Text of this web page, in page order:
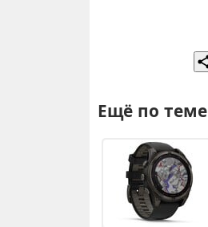
Ещё по теме